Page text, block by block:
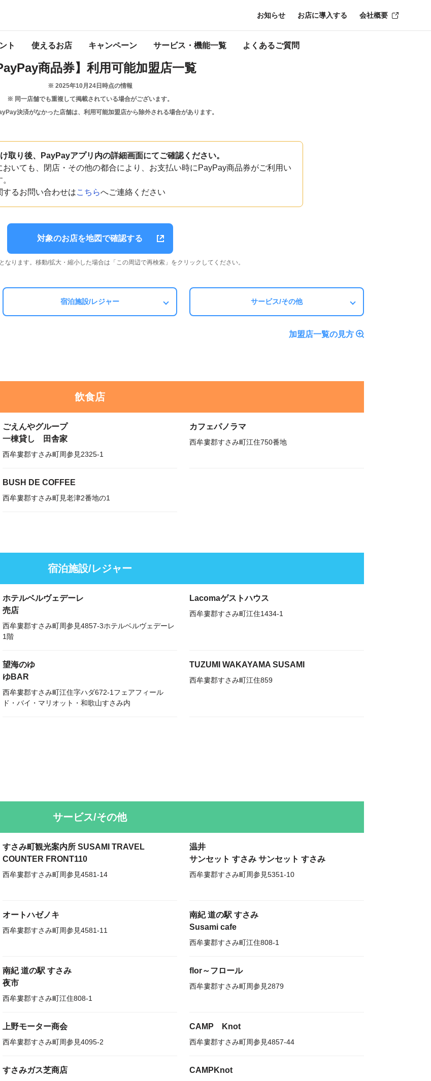
ト 使えるお店 キャンペーン サービス・機能一覧 よくあるご質問
お知らせ お店に導入する 会社概要
和歌山県 すさみ町
商品券】利用可能加盟店一覧
※ 2025年10月24日 時点の情報
※ 同一店舗でも重複して掲載されている場合がございます。
決済がなかった店舗は、利用可能加盟店から除外される場合があります。
取り後、PayPayアプリ内の詳細画面にてご確認ください。
いても、閉店・その他の都合により、お支払い時にPayPay商品券がご利用い
するお問い合わせはこちらへご連絡ください
対象のお店を地図で確認する
ります。移動/拡大・縮小した場合は「この周辺で再検索」をクリックしてください。
宿泊施設/レジャー サービス/その他
加盟店一覧の見方
飲食店
ごえんやグループ
一棟貸し 田舎家
西牟婁郡すさみ町周参見2325-1
カフェパノラマ
西牟婁郡すさみ町江住750番地
BUSH DE COFFEE
西牟婁郡すさみ町見老津2番地の1
宿泊施設/レジャー
ホテルベルヴェデーレ
売店
西牟婁郡すさみ町周参見4857-3ホテルベルヴェデーレ
1階
Lacomaゲストハウス
西牟婁郡すさみ町江住1434-1
望海のゆ
ゆBAR
西牟婁郡すさみ町江住字ハダ672-1フェアフィール
ド・バイ・マリオット・和歌山すさみ内
TUZUMI WAKAYAMA SUSAMI
西牟婁郡すさみ町江住859
サービス/その他
すさみ町観光案内所 SUSAMI TRAVEL
COUNTER FRONT110
西牟婁郡すさみ町周参見4581-14
温井
サンセット すさみ サンセット すさみ
西牟婁郡すさみ町周参見5351-10
オートハゼノキ
西牟婁郡すさみ町周参見4581-11
南紀 道の駅 すさみ
Susami cafe
西牟婁郡すさみ町江住808-1
南紀 道の駅 すさみ
夜市
西牟婁郡すさみ町江住808-1
flor～フロール
西牟婁郡すさみ町周参見2879
上野モーター商会
西牟婁郡すさみ町周参見4095-2
CAMP Knot
西牟婁郡すさみ町周参見4857-44
すさみガス芝商店 CAMPKnot